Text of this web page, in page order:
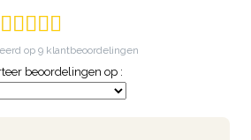
op 9klantbeoordelingen
beoordelingen op :